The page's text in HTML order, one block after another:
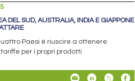
DEL SUD, AUSTRALIA, INDIA E GIAPPONE
Paesi è riuscire a ottenere
per i propri prodotti